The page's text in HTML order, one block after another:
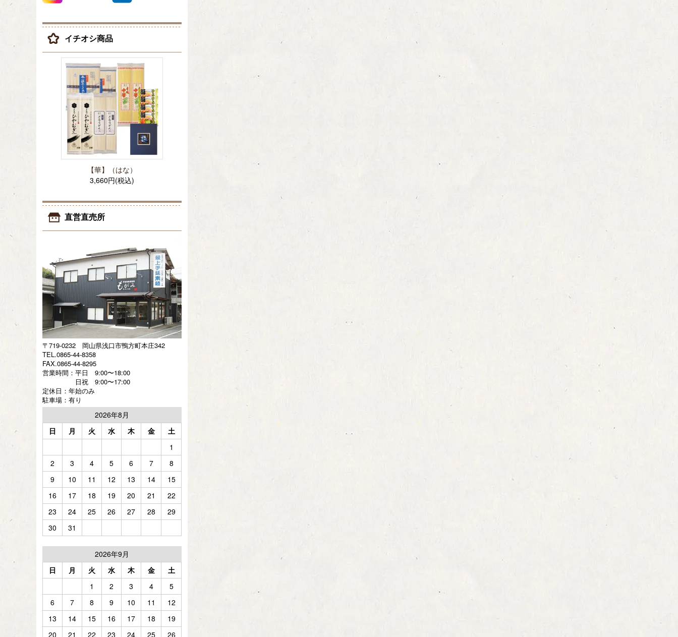
イチオシ商品
【華】（はな）
3,660円(税込)
直営直売所
〒719-0232 岡山県浅口市鴨方町本庄342
TEL.0865-44-8358
FAX.0865-44-8295
営業時間：平日 9:00〜18:00
日祝 9:00〜17:00
定休日：年始のみ
駐車場：有り
2026年8月
日
月 火 水 木 金
土
1
2
3 4 5 6 7
8
9
10 11 12 13 14
15
16
17 18 19 20 21
22
23
24 25 26 27 28
29
30
31
2026年9月
日
月 火 水 木 金
土
1
2 3 4
5
6
7 8 9 10 11
12
13
14 15 16 17 18
19
20
21 22 23 24 25 26